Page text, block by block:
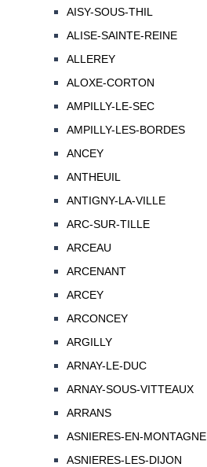
AISY-SOUS-THIL
ALISE-SAINTE-REINE
ALLEREY
ALOXE-CORTON
AMPILLY-LE-SEC
AMPILLY-LES-BORDES
ANCEY
ANTHEUIL
ANTIGNY-LA-VILLE
ARC-SUR-TILLE
ARCEAU
ARCENANT
ARCEY
ARCONCEY
ARGILLY
ARNAY-LE-DUC
ARNAY-SOUS-VITTEAUX
ARRANS
ASNIERES-EN-MONTAGNE
ASNIERES-LES-DIJON